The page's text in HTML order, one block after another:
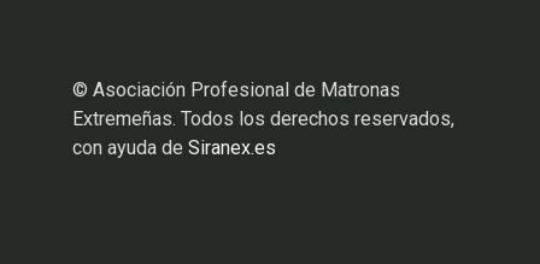
© Asociación Profesional de Matronas
Extremeñas. Todos los derechos reservados,
con ayuda de Siranex.es